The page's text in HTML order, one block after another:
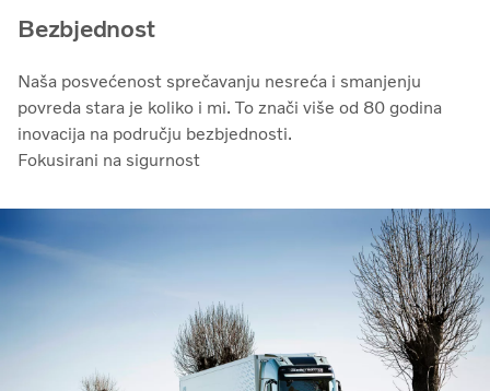
Bezbjednost
Naša posvećenost sprečavanju nesreća i smanjenju
povreda stara je koliko i mi. To znači više od 80 godina
inovacija na području bezbjednosti.
Fokusirani na sigurnost